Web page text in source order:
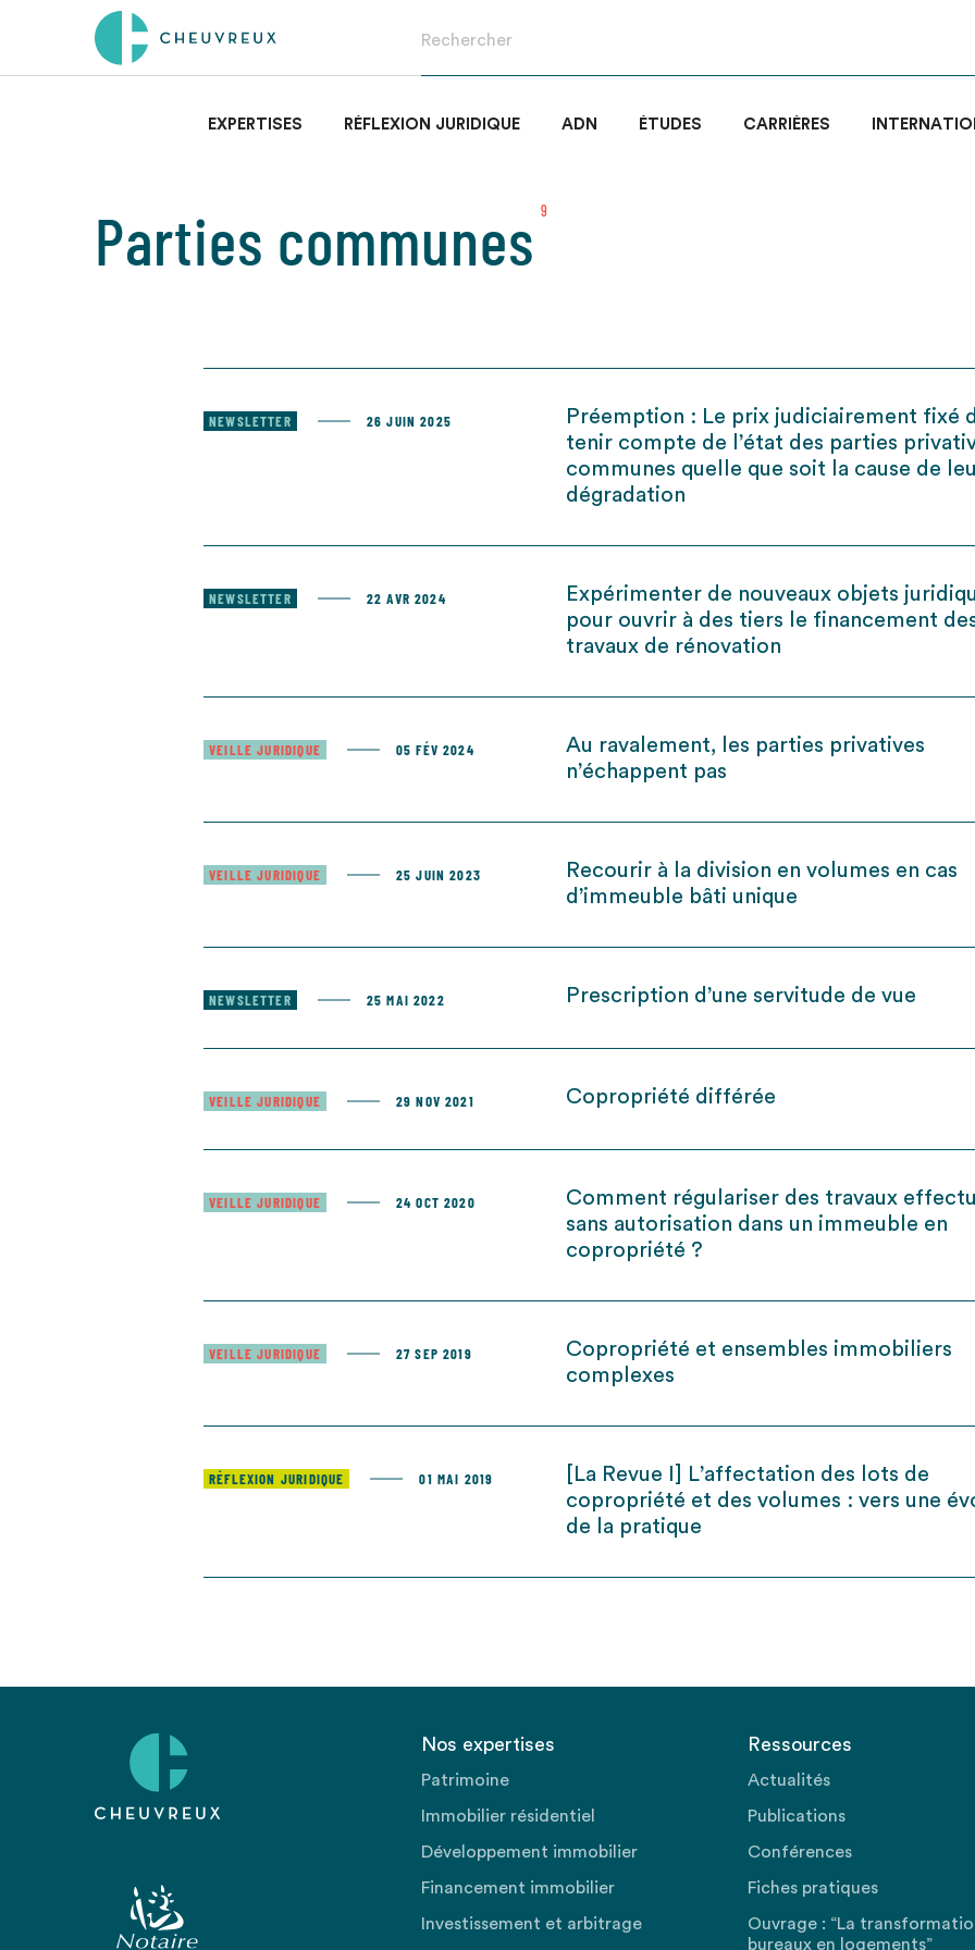
EXPERTISES RÉFLEXION JURIDIQUE ADN ÉTUDES CARRIÈRES
Parties communes 9
NEWSLETTER 26 JUIN 2025
Préemption : Le prix judiciairement fixé
tenir compte de l’état des parties
communes quelle que soit la cause de
dégradation
NEWSLETTER 22 AVR 2024
Expérimenter de nouveaux objets
pour ouvrir à des tiers le financement
travaux de rénovation
VEILLE JURIDIQUE 05 FÉV 2024
Au ravalement, les parties privatives
n’échappent pas
VEILLE JURIDIQUE 25 JUIN 2023
Recourir à la division en volumes en cas
d’immeuble bâti unique
NEWSLETTER 25 MAI 2022 Prescription d’une servitude de vue
VEILLE JURIDIQUE 29 NOV 2021 Copropriété différée
VEILLE JURIDIQUE 24 OCT 2020
Comment régulariser des travaux
sans autorisation dans un immeuble en
copropriété ?
VEILLE JURIDIQUE 27 SEP 2019
Copropriété et ensembles immobiliers
complexes
RÉFLEXION JURIDIQUE 01 MAI 2019
[La Revue I] L’affectation des lots de
copropriété et des volumes : vers une
de la pratique
Nos expertises
Patrimoine
Immobilier résidentiel
Développement immobilier
Financement immobilier
Investissement et arbitrage
Ressources
Actualités
Publications
Conférences
Fiches pratiques
Ouvrage : “La
bureaux en logements”